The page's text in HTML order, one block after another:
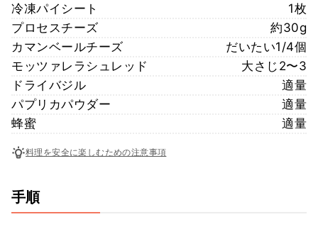
冷凍パイシート
1枚
プロセスチーズ
約30g
カマンベールチーズ
だいたい1/4個
モッツァレラシュレッド
大さじ2〜3
ドライバジル
適量
パプリカパウダー
適量
蜂蜜
適量
料理を安全に楽しむための注意事項
手順